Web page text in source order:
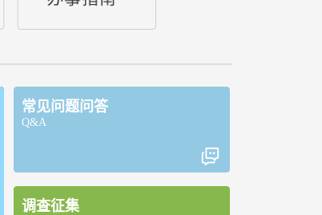
常见问题问答
Q&A
调查征集